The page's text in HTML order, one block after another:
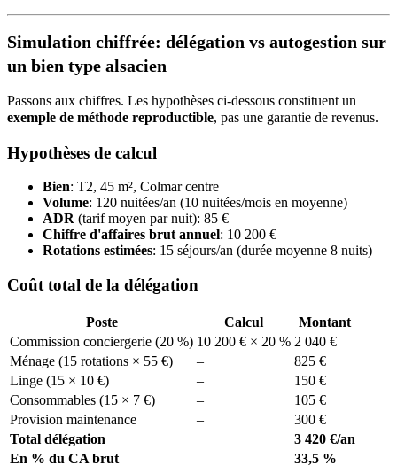
Simulation chiffrée: délégation vs autogestion sur
un bien type alsacien
Passons aux chiffres. Les hypothèses ci-dessous constituent un
exemple de méthode reproductible, pas une garantie de revenus.
Hypothèses de calcul
Bien: T2, 45 m², Colmar centre
Volume: 120 nuitées/an (10 nuitées/mois en moyenne)
ADR (tarif moyen par nuit): 85 €
Chiffre d'affaires brut annuel: 10 200 €
Rotations estimées: 15 séjours/an (durée moyenne 8 nuits)
Coût total de la délégation
Poste Calcul
Montant
Commission conciergerie (20 %) 10 200 € × 20 % 2 040 €
Ménage (15 rotations × 55 €)
–
825 €
Linge (15 × 10 €)
–
150 €
Consommables (15 × 7 €)
–
105 €
Provision maintenance
–
300 €
Total délégation
3 420 €/an
En % du CA brut
33,5 %